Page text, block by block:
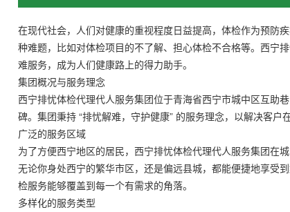
在现代社会，人们对健康的重视程度日益提高，体检作为预防
种难题，比如对体检项目的不了解、担心体检不合格等。西宁
难服务，成为人们健康路上的得力助手。
集团概况与服务理念
西宁排忧体检代理代人服务集团位于青海省西宁市城中区互助
碑。集团秉持 “排忧解难，守护健康” 的服务理念，以解决客
广泛的服务区域
为了方便西宁地区的居民，西宁排忧体检代理代人服务集团在
无论你身处西宁的繁华市区，还是偏远县城，都能便捷地享受
检服务能够覆盖到每一个有需求的角落。
多样化的服务类型